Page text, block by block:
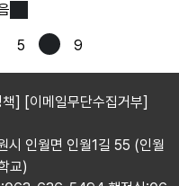
5 9
] [이메일무단수집거부]
시 인월면 인월1길 55 (인월
교)